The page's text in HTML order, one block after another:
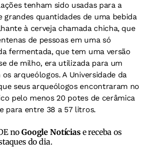
tenham sido usadas para a
grandes quantidades de uma bebida
à cerveja chamada chicha, que
de pessoas em uma só
fermentada, que tem uma versão
de milho, era utilizada para um
arqueólogos. A Universidade da
seus arqueólogos encontraram no
pelo menos 20 potes de cerâmica
para entre 38 a 57 litros.
noGoogle Notíciase receba os
do dia.